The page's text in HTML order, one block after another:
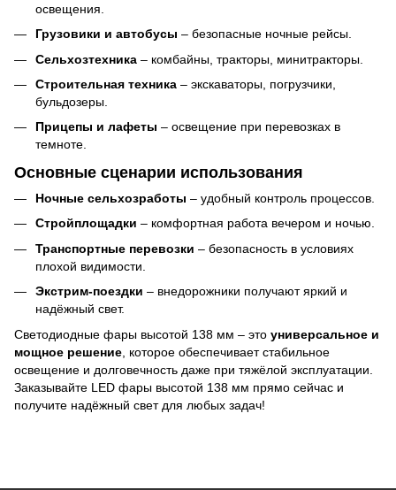
освещения.
Грузовики и автобусы – безопасные ночные рейсы.
Сельхозтехника – комбайны, тракторы, минитракторы.
Строительная техника – экскаваторы, погрузчики,
бульдозеры.
Прицепы и лафеты – освещение при перевозках в
темноте.
Основные сценарии использования
Ночные сельхозработы – удобный контроль процессов.
Стройплощадки – комфортная работа вечером и ночью.
Транспортные перевозки – безопасность в условиях
плохой видимости.
Экстрим-поездки – внедорожники получают яркий и
надёжный свет.
Светодиодные фары высотой 138 мм – это универсальное и
мощное решение , которое обеспечивает стабильное
освещение и долговечность даже при тяжёлой эксплуатации.
Заказывайте LED фары высотой 138 мм прямо сейчас и
получите надёжный свет для любых задач!